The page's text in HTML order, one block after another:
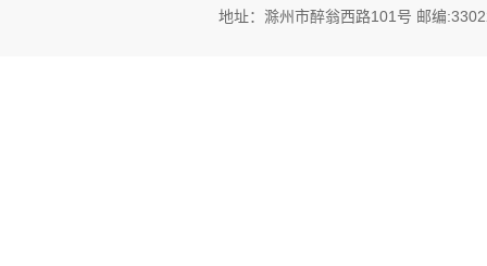
地址：滁州市醉翁西路101号 邮编